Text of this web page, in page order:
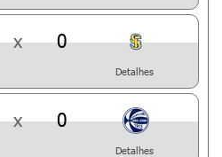
x 0
Detalhes
x 0
Detalhes